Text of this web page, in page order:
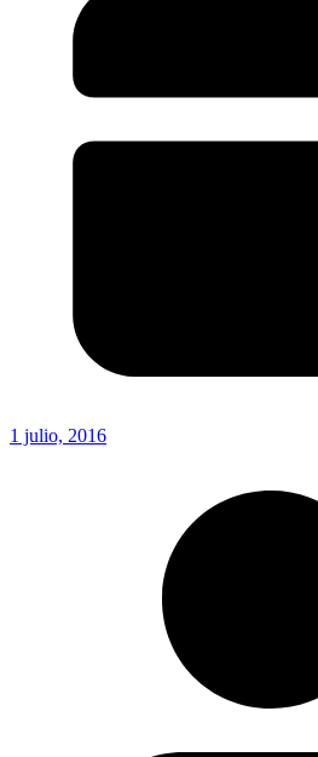
1 julio, 2016